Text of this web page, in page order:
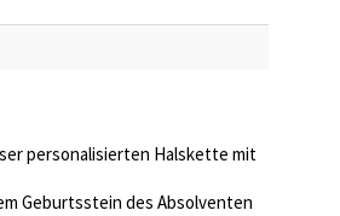
personalisierten Halskette mit
Geburtsstein des Absolventen